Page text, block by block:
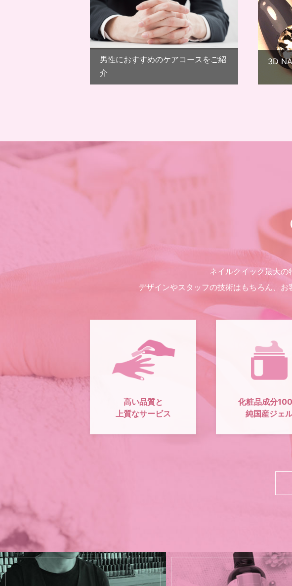
男性におすすめのケアコースをご紹
介
3D
ネイルクイック最大
デザインやスタッフの技術はもちろん、
高い品質と
上質なサービス
化粧品成分
純国産ジェ